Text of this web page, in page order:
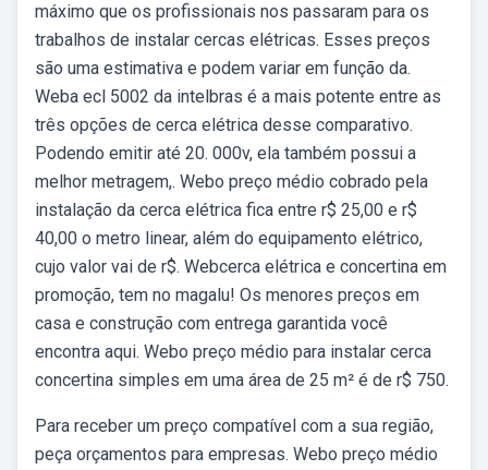
máximo que os profissionais nos passaram para os
trabalhos de instalar cercas elétricas. Esses preços
são uma estimativa e podem variar em função da.
Weba ecl 5002 da intelbras é a mais potente entre as
três opções de cerca elétrica desse comparativo.
Podendo emitir até 20. 000v, ela também possui a
melhor metragem,. Webo preço médio cobrado pela
instalação da cerca elétrica fica entre r$ 25,00 e r$
40,00 o metro linear, além do equipamento elétrico,
cujo valor vai de r$. Webcerca elétrica e concertina em
promoção, tem no magalu! Os menores preços em
casa e construção com entrega garantida você
encontra aqui. Webo preço médio para instalar cerca
concertina simples em uma área de 25 m² é de r$ 750.
Para receber um preço compatível com a sua região,
peça orçamentos para empresas. Webo preço médio